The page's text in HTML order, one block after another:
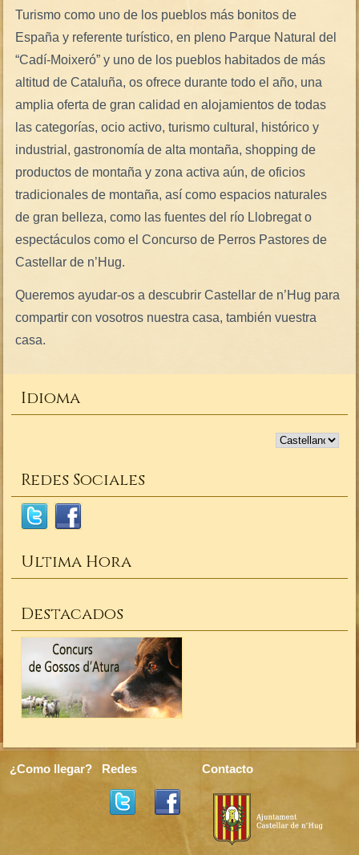
Turismo como uno de los pueblos más bonitos de
España y referente turístico, en pleno Parque Natural del
“Cadí-Moixeró” y uno de los pueblos habitados de más
altitud de Cataluña, os ofrece durante todo el año, una
amplia oferta de gran calidad en alojamientos de todas
las categorías, ocio activo, turismo cultural, histórico y
industrial, gastronomía de alta montaña, shopping de
productos de montaña y zona activa aún, de oficios
tradicionales de montaña, así como espacios naturales
de gran belleza, como las fuentes del río Llobregat o
espectáculos como el Concurso de Perros Pastores de
Castellar de n’Hug.
Queremos ayudar-os a descubrir Castellar de n’Hug para
compartir con vosotros nuestra casa, también vuestra
casa.
Idioma
Redes Sociales
Ultima Hora
Destacados
¿Como llegar? Redes Contacto